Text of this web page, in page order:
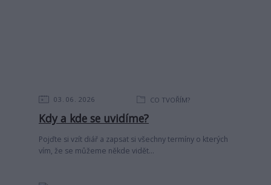
03 06 2026 CO TVOŘÍM?
Kdy a kde se uvidíme?
Pojďte si vzít diář a zapsat si všechny termíny o kterých
vím, že se můžeme někde vidět...